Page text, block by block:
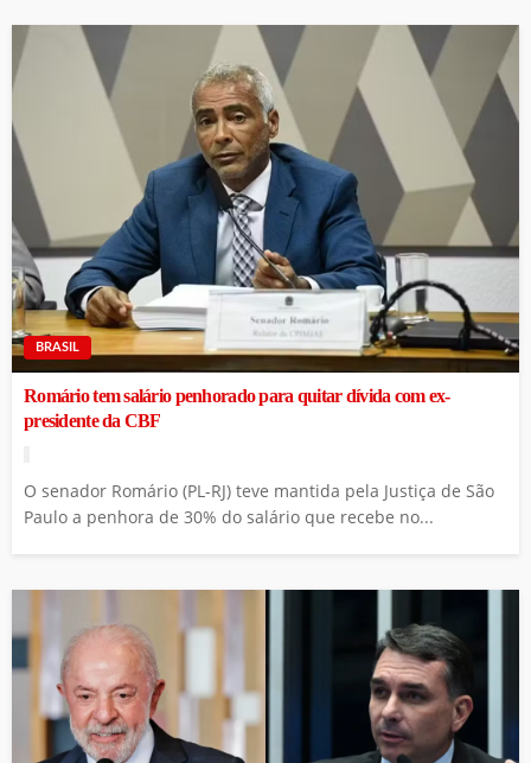
BRASIL
Romário tem salário penhorado para quitar dívida com ex-
presidente da CBF
O senador Romário (PL-RJ) teve mantida pela Justiça de São
Paulo a penhora de 30% do salário que recebe no...